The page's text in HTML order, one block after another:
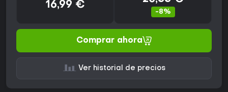
16,99 €
-8%
Comprar ahora
Ver historial de precios